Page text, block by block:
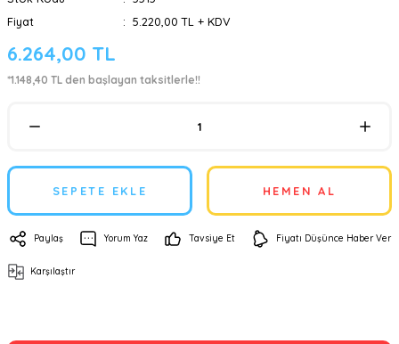
Fiyat
5.220,00 TL + KDV
6.264,00 TL
*1.148,40 TL den başlayan taksitlerle!!
SEPETE EKLE HEMEN AL
Paylaş Yorum Yaz Tavsiye Et Fiyatı Düşünce Haber Ver
Karşılaştır